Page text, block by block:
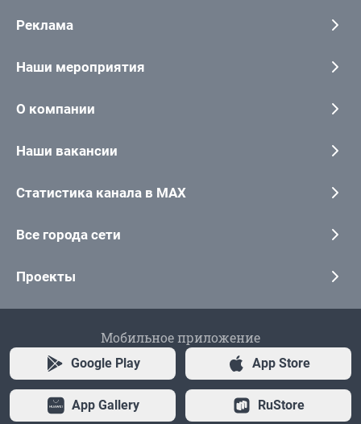
Реклама
Наши мероприятия
О компании
Наши вакансии
Статистика канала в MAX
Все города сети
Проекты
Мобильное приложение
Google Play App Store
App Gallery RuStore